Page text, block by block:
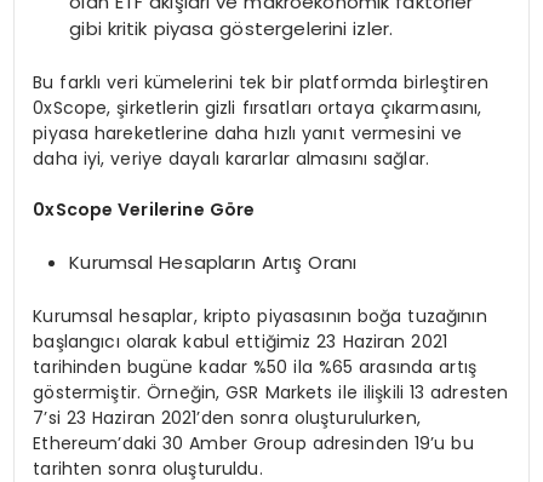
gibi kritik piyasa göstergelerini izler.
Bu farklı veri kümelerini tek bir platformda birleştiren
0xScope, şirketlerin gizli fırsatları ortaya çıkarmasını,
piyasa hareketlerine daha hızlı yanıt vermesini ve
daha iyi, veriye dayalı kararlar almasını sağlar.
0xScope Verilerine Göre
Kurumsal Hesapların Artış Oranı
Kurumsal hesaplar, kripto piyasasının boğa tuzağının
başlangıcı olarak kabul ettiğimiz 23 Haziran 2021
tarihinden bugüne kadar %50 ila %65 arasında artış
göstermiştir. Örneğin, GSR Markets ile ilişkili 13 adresten
7’si 23 Haziran 2021’den sonra oluşturulurken,
Ethereum’daki 30 Amber Group adresinden 19’u bu
tarihten sonra oluşturuldu.